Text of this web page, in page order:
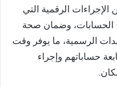
الرقمية التي
الحسابات، وضمان صحة
الرسمية، ما يوفر وقت
حساباتهم وإجراء